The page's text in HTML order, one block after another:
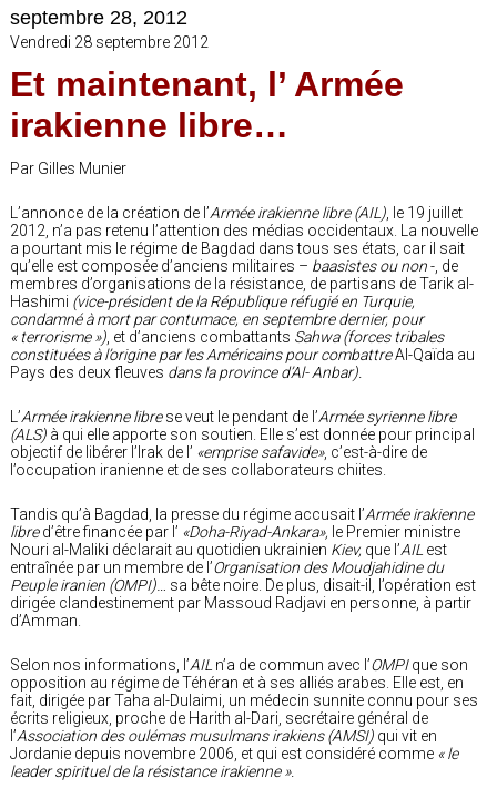
septembre 28, 2012
Vendredi 28 septembre 2012
Et maintenant, l’ Armée
irakienne libre…
Par Gilles Munier
L’annonce de la création de l’Armée irakienne libre (AIL) , le 19 juillet
2012, n’a pas retenu l’attention des médias occidentaux. La nouvelle
a pourtant mis le régime de Bagdad dans tous ses états, car il sait
qu’elle est composée d’anciens militaires – baasistes ou non-, de
membres d’organisations de la résistance, de partisans de Tarik al-
Hashimi (vice-président de la République réfugié en Turquie,
condamné à mort par contumace, en septembre dernier, pour
« terrorisme ») , et d’anciens combattants Sahwa (forces tribales
constituées à l’origine par les Américains pour combattreAl-Qaïda au
Pays des deux fleuves dans la province d’Al- Anbar).
L’Armée irakienne librese veut le pendant de l’Armée syrienne libre
(ALS) à qui elle apporte son soutien. Elle s’est donnée pour principal
objectif de libérer l’Irak de l’ «emprise safavide», c’est-à-dire de
l’occupation iranienne et de ses collaborateurs chiites.
Tandis qu’à Bagdad, la presse du régime accusait l’Armée irakienne
libred’être financée par l’ «Doha-Riyad-Ankara», le Premier ministre
Nouri al-Maliki déclarait au quotidien ukrainien Kiev, que l’AIL est
entraînée par un membre de l’Organisation des Moudjahidine du
Peuple iranien (OMPI)…
sa bête noire. De plus, disait-il, l’opération est
dirigée clandestinement par Massoud Radjavi en personne, à partir
d’Amman.
Selon nos informations, l’AIL n’a de commun avec l’OMPIque son
opposition au régime de Téhéran et à ses alliés arabes. Elle est, en
fait, dirigée par Taha al-Dulaimi, un médecin sunnite connu pour ses
écrits religieux, proche de Harith al-Dari, secrétaire général de
l’Association des oulémas musulmans irakiens (AMSI) qui vit en
Jordanie depuis novembre 2006, et qui est considéré comme « le
leader spirituel de la résistance irakienne ».